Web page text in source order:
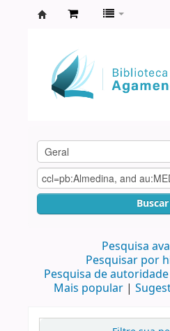
Agamenon
Magalhães
Buscar
Pesquisa
Pesquisar por
Pesquisa de autoridade
Mais popular